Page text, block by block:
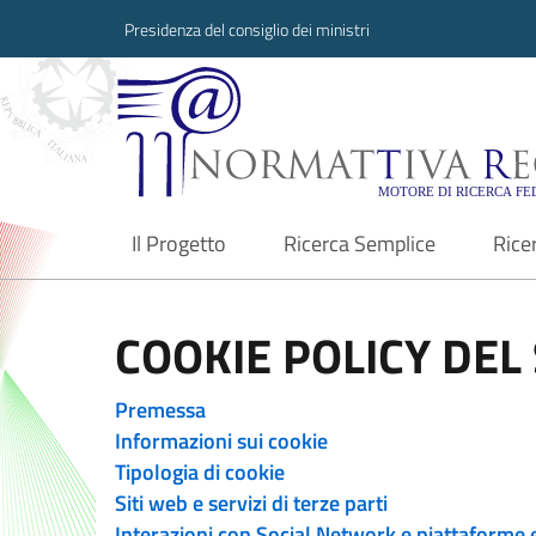
Presidenza del consiglio dei ministri
Normattiva
Il Progetto
current Ricerca Semplice
COOKIE POLICY
Premessa
Informazioni sui cookie
Tipologia di cookie
Siti web e servizi di terze parti